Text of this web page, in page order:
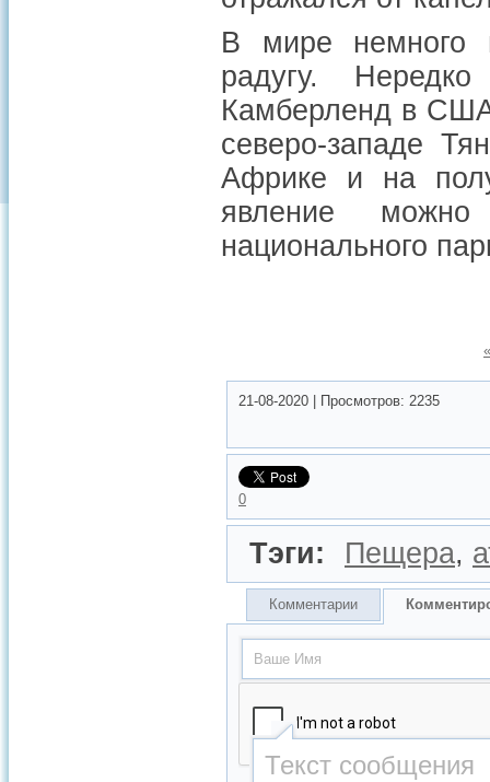
В мире немного
радугу.
Камберленд в
северо-западе
Африке и на
явление можно
национального
21-08-2020 Просмотров: 2235
0
Тэги: Пещера,
Комментарии